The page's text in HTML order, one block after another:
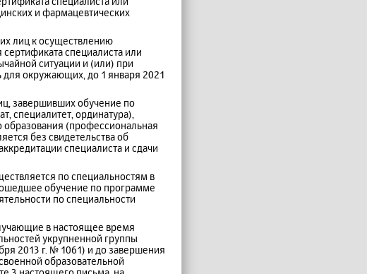
и фармацевтических
лиц к осуществлению
специалиста или
ситуации и (или) при
для окружающих, до 1 января 2021
завершивших обучение по
специалитет, ординатура),
(профессиональная
без свидетельства об
специалиста и сдачи
по специальностям в
обучение по программе
по специальности
в настоящее время
укрупненной группы
2013 г. № 1061) и до завершения
образовательной